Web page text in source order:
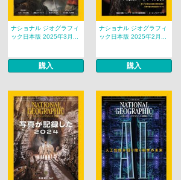
ナショナル ジオグラフィ
ック日本版 2025年3月...
購入
ナショナル ジオグラフィ
ック日本版 2025年2月...
購入